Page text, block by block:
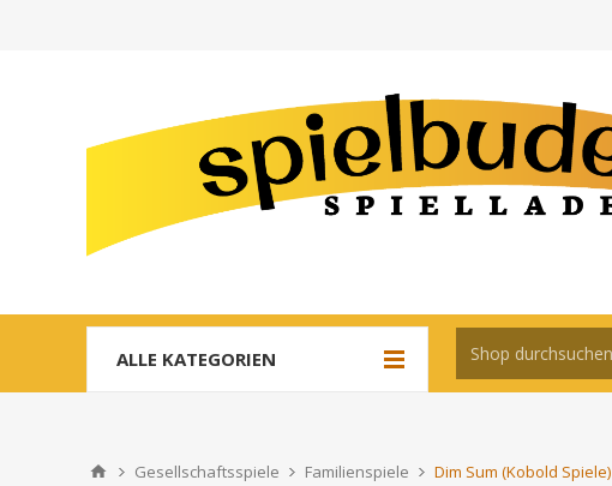
ALLE KATEGORIEN
Gesellschaftsspiele Familienspiele Dim Sum (Kobold Spiele)